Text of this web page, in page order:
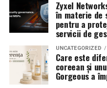
Romanita Events continuă
importantă a momentelor
combinând experiența
a transforma fiecare
deosebită pentru
latimea si aspectul
in care masina sta pe roti.
accentua liniile caroseriei
echilibrat, in timp ce o
proportiile, chiar daca
Anvelopele ca element
Zyxel
în materie de
pentru a
servicii de
UNCATEGORIZED
Care este
coreean și
Gorgeous a